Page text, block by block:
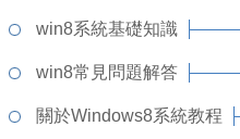
win8系統基礎知識
win8常見問題解答
關於Windows8系統教程